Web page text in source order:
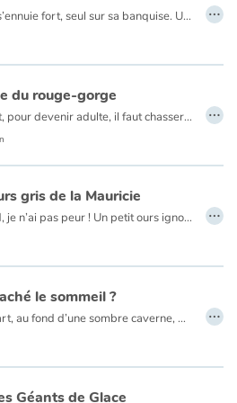
Grand Ours s’ennuie fort, seul sur sa banquise. Un jour, sa canne à pêche à la main, il voit passer un gros morceau de glace sur lequel est posée une petite chose toute colorée. Jamais ici il n’a rien vu de pareil ! Ici, tout est blanc. D’où peut bien venir cette chose étrange ? Et hop ! Ni une, ni deux, Grand Ours saute sur le bout de glace et part à la dérive avec la petite chose rouge, verte et bleue. C’est le début d’une grande aventure à la rencontre de nouveaux amis, à la découverte de paysages merveilleux et lointains. …
du rouge-gorge
Chez les Inuit, pour devenir adulte, il faut chasser et tuer un ours. Accompagné de son père, Nutaq se lance sur les traces d’un ours blanc. Malgré la fatigue, il doit rester vigilant. Le danger guette. Heureusement, il peut compter sur l’aide inattendue d’un petit oiseau bien étrange… …
gris de la Mauricie
À moi le froid, je n’ai pas peur ! Un petit ours ignore les conseils de ses parents et choisit de passer l’hiver loin de sa tanière. Libre, il fait la fête avec les oiseaux, les renards et les chevreuils. Mais le printemps est bien loin ! Rempli d’illustrations vivantes et raffinées, le livre est un hommage à la grande forêt québécoise, à ses arbres et à ses animaux. Les dix pièces musicales créées spécialement par Edgar Bori pour accompagner le conte suivent les aventures de l’ourson et de ses amis sur des airs circassiens, traditionnels ou jazz. Au rythme des saisons et des chansons, petit ourson deviendra grand!
…
le sommeil ?
« Quelque part, au fond d’une sombre caverne, dormait toute une famille d’ours noirs. Le papa, la maman et les quatre petits oursons. Ah ! Mais non… L’un des quatre oursons ne dormait pas. Pourtant, il y avait longtemps que sa famille s’était endormie. Plusieurs nuits. Et elle allait dormir encore très longtemps. Jusqu’au printemps. Le petit ours avait tout essayé. Se coucher d’un côté, puis de l’autre. Sur le ventre, sur le dos. La tête en bas, les pieds en haut. »
…
Géants de Glace